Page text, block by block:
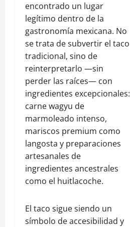
encontrado un lugar
legítimo dentro de la
gastronomía mexicana. No
se trata de subvertir el taco
tradicional, sino de
reinterpretarlo —sin
perder las raíces— con
ingredientes excepcionales:
carne wagyu de
marmoleado intenso,
mariscos premium como
langosta y preparaciones
artesanales de
ingredientes ancestrales
como el huitlacoche.
El taco sigue siendo un
símbolo de accesibilidad y